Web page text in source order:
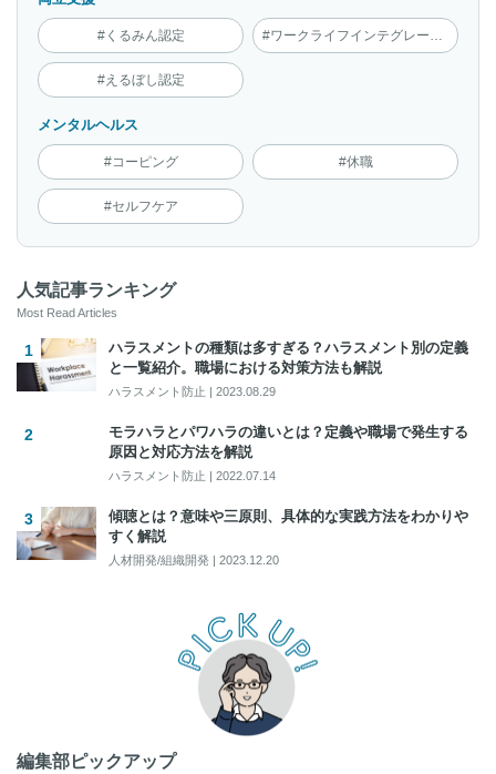
#くるみん認定
#えるぼし認定
メンタルヘルス
#コーピング #休職
#セルフケア
人気記事ランキング
Most Read Articles
ハラスメントの種類は多すぎる？ハラスメント別の定義
と一覧紹介。職場における対策方法も解説
ハラスメント防止 | 2023.08.29
モラハラとパワハラの違いとは？定義や職場で発生する
原因と対応方法を解説
ハラスメント防止 | 2022.07.14
傾聴とは？意味や三原則、具体的な実践方法をわかりや
すく解説
人材開発/組織開発 | 2023.12.20
編集部ピックアップ